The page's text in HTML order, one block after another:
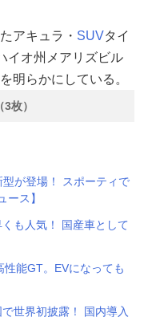
アキュラ・ SUVタイ
イオ州メアリズビル
明らかにしている。
枚）
が登場！ スポーティで
ース】
も人気！ 国産車として
能GT。EVになっても
世界初披露！ 国内導入